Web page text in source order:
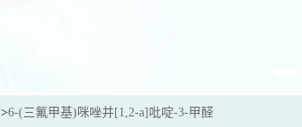
>6-(三氟甲基)咪唑并[1,2-a]吡啶-3-甲醛